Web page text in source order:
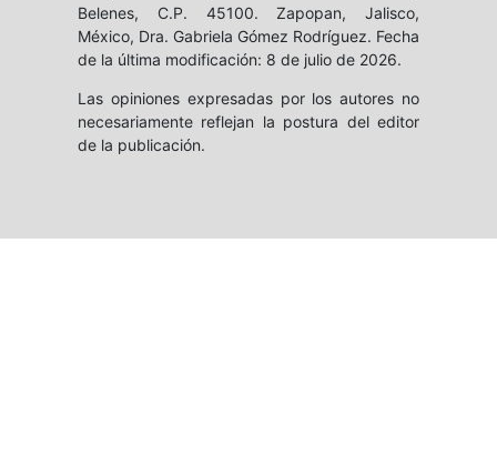
Belenes, C.P. 45100. Zapopan, Jalisco,
México, Dra. Gabriela Gómez Rodríguez. Fecha
de la última modificación: 8 de julio de 2026.
Las opiniones expresadas por los autores no
necesariamente reflejan la postura del editor
de la publicación.